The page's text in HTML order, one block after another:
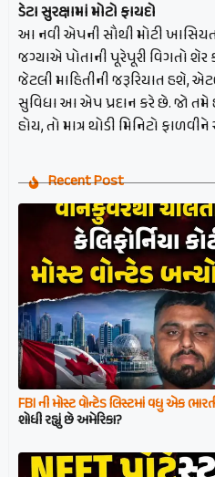
ડેટા સુરક્ષામાં મોટો ફાયદો
આ નવી એપની સૌથી મોટી
જગ્યાએ પોતાની પૂરેપૂરી વિગતો શેર
જેટલી માહિતીની જરૂરિયાત હશે,
સુવિધા આ એપ પ્રદાન કરે છે. જો
હોય, તો માત્ર થોડી મિનિટો
Recent Post
FBI ની મોસ્ટ વોન્ટેડ લિસ્ટમાં વધુ એક
શોધી રહ્યું છે અમેરિકા?